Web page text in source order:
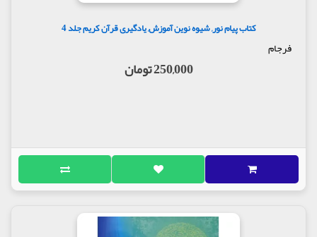
کتاب پیام نور, شیوه نوین آموزش, یادگیری قرآن کریم جلد 4
فرجام
250,000 تومان